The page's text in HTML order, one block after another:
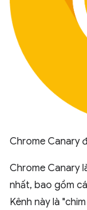
Chrome Canary
Chrome Canary
nhất, bao gồm
Kênh này là